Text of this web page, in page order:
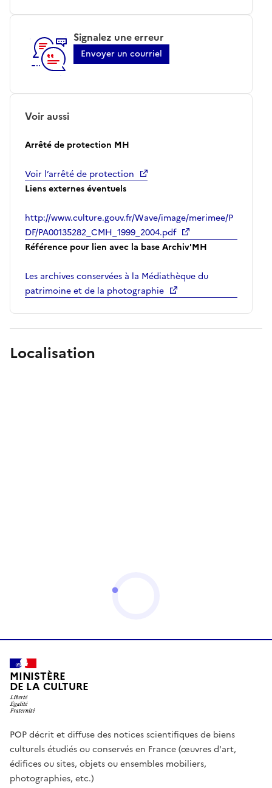
Signalez une erreur
Envoyer un courriel
Voir aussi
Arrêté de protection MH
Voir l’arrêté de protection
Liens externes éventuels
http://www.culture.gouv.fr/Wave/image/merimee/P
DF/PA00135282_CMH_1999_2004.pdf
Référence pour lien avec la base Archiv'MH
Les archives conservées à la Médiathèque du
patrimoine et de la photographie
Localisation
MINISTÈRE
DE LA CULTURE
POP décrit et diffuse des notices scientifiques de biens
culturels étudiés ou conservés en France (œuvres d'art,
édifices ou sites, objets ou ensembles mobiliers,
photographies, etc.)